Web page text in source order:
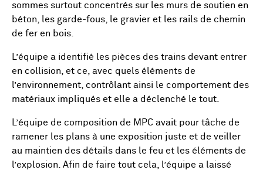
sommes surtout concentrés sur les murs de soutien en
béton, les garde-fous, le gravier et les rails de chemin
de fer en bois.
L’équipe a identifié les pièces des trains devant entrer
en collision, et ce, avec quels éléments de
l’environnement, contrôlant ainsi le comportement des
matériaux impliqués et elle a déclenché le tout.
L’équipe de composition de MPC avait pour tâche de
ramener les plans à une exposition juste et de veiller
au maintien des détails dans le feu et les éléments de
l’explosion. Afin de faire tout cela, l’équipe a laissé